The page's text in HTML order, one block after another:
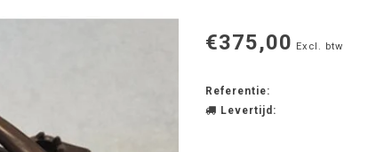
€375,00 Excl. btw
Referentie:
Levertijd: